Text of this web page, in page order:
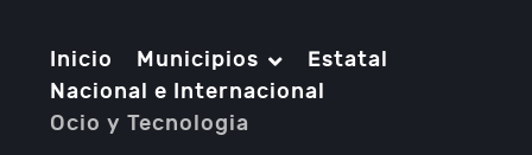
Inicio Municipios
Estatal
Nacional e Internacional
Ocio y Tecnologia